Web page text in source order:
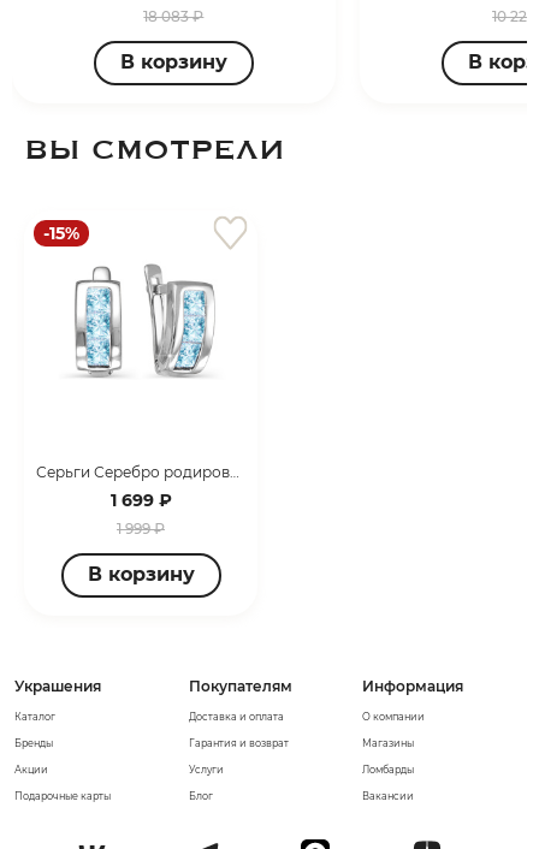
18 083 ₽
В корзину
10
В
ВЫ СМОТРЕЛИ
-15%
Серьги Серебро родированное с120844
1 699 ₽
1 999 ₽
В корзину
Информация
О компании
Магазины
Ломбарды
Вакансии
Украшения
Каталог
Бренды
Акции
Подарочные карты
Покупателям
Доставка и оплата
Гарантия и возврат
Услуги
Блог